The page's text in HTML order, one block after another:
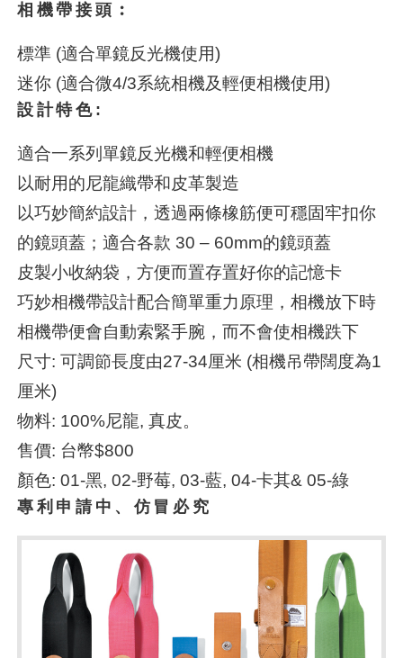
相機帶接頭︰
標準 (適合單鏡反光機使用)
迷你 (適合微4/3系統相機及輕便相機使用)
設計特色:
適合一系列單鏡反光機和輕便相機
以耐用的尼龍織帶和皮革製造
以巧妙簡約設計，透過兩條橡筋便可穩固牢扣你
的鏡頭蓋；適合各款 30 – 60mm的鏡頭蓋
皮製小收納袋，方便而置存置好你的記憶卡
巧妙相機帶設計配合簡單重力原理，相機放下時
相機帶便會自動索緊手腕，而不會使相機跌下
尺寸: 可調節長度由27-34厘米 (相機吊帶闊度為1
厘米)
物料: 100%尼龍, 真皮。
售價: 台幣$800
顏色: 01-黑, 02-野莓, 03-藍, 04-卡其& 05-綠
專利申請中、仿冒必究